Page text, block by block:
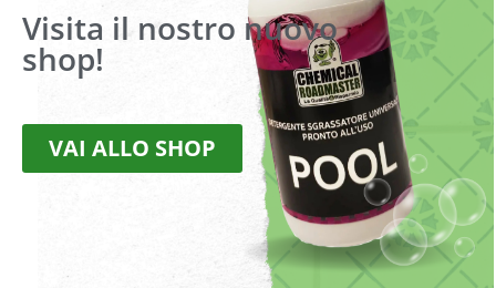
Dichiaro di aver preso visione della
(obbligatorio).
Accetto di ricevere promozioni e sconti
INVIA RICHIESTA
indica un campo obbligatorio.
Visita il nostro nuovo
shop!
VAI ALLO SHOP